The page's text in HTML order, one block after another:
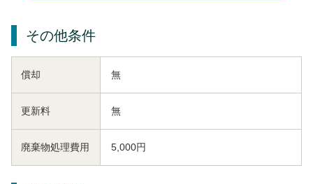
その他条件
償却 無
更新料 無
廃棄物処理費用 5,000円